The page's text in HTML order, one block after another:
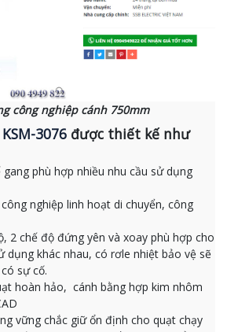
công nghiệp cánh 750mm
3076 được thiết kế như
phù hợp nhiều nhu cầu sử dụng
nghiệp linh hoạt di chuyển, công
2 chế độ đứng yên và xoay phù hợp cho
dụng khác nhau, có rơle nhiệt bảo vệ sẽ
sự cố.
hoàn hảo, cánh bằng hợp kim nhôm
vững chắc giữ ổn định cho quạt chạy